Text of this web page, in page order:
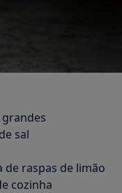
sal
de raspas de limão
cozinha